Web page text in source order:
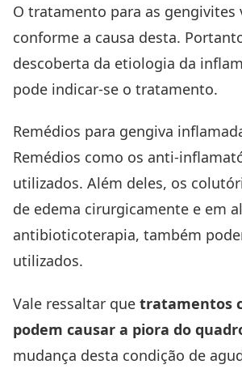
O tratamento para as gengivites
conforme a causa desta.
descoberta da etiologia da
pode indicar-se o tratamento.
Remédios para gengiva
Remédios como os anti-
utilizados. Além deles, os
de edema cirurgicamente e em
antibioticoterapia, também
utilizados.
Vale ressaltar que tratamentos
podem causar a piora do
mudança desta condição de